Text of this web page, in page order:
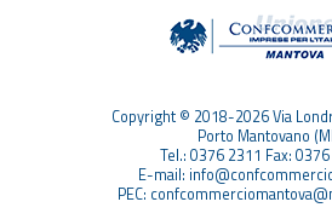
Copyright © 2018-2026 Via
Porto Mantovano
Tel.: 0376 2311 Fax:
E-mail:
PEC: